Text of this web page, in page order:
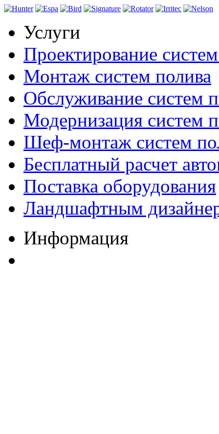
Услуги
Проектирование
Монтаж систем полива
Обслуживание систем
Модернизация систем
Шеф-монтаж систем
Бесплатный расчет
Поставка оборудования
Ландшафтным
Информация